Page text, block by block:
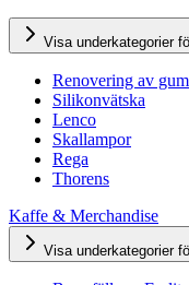
Visa underkategorier
Renovering av
Silikonvätska
Lenco
Skallampor
Rega
Thorens
Kaffe & Merchandise
Visa underkategorier